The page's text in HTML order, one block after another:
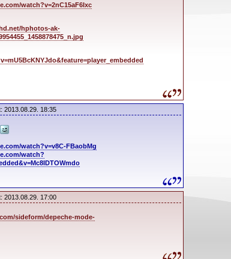
watch?v=2nC15aF6Ixc
hphotos-ak-
2013.08.29. 18:35
watch?v=v8C-FBaobMg
watch?
2013.08.29. 17:00
sideform/depeche-mode-